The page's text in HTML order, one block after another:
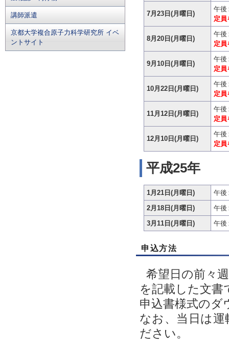
講師派遣
京都大学複合原子力科学研究所 イベ
ントサイト
7月23日(月曜日)
午後
定員
8月20日(月曜日)
午後
定員
9月10日(月曜日)
午後
定員
10月22日(月曜日)
午後
定員
11月12日(月曜日)
午後
定員
12月10日(月曜日)
午後
定員
平成25年
1月21日(月曜日)
午後
2月18日(月曜日)
午後
3月11日(月曜日)
午後
申込方法
希望日の前々
を記載した文書
申込書様式の
なお、当日は運
ださい。